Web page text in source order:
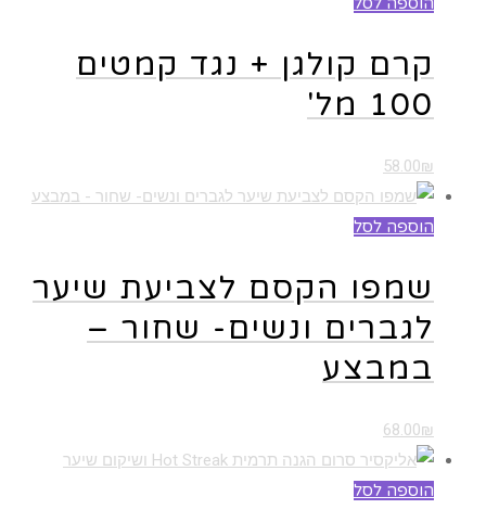
קרם קולגן + נגד קמטים
100 מל'
58.00₪
הוספה לסל
שמפו הקסם לצביעת שיער
לגברים ונשים- שחור –
במבצע
68.00₪
הוספה לסל